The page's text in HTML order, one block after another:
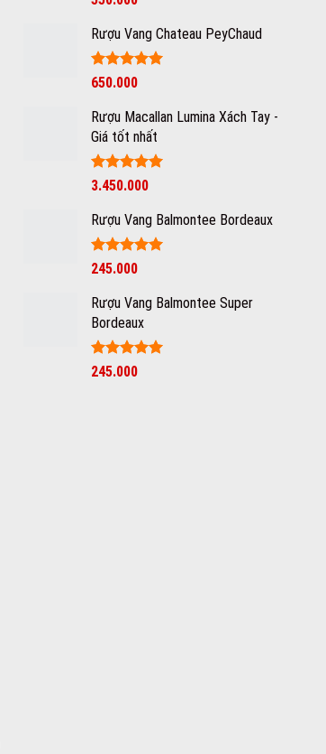
sao
Rượu Vang Chateau PeyChaud
Được xếp
sao
650.000
Rượu Macallan Lumina Xách Tay -
Giá tốt nhất
Được xếp
sao
3.450.000
Rượu Vang Balmontee Bordeaux
Được xếp
sao
245.000
Rượu Vang Balmontee Super
Bordeaux
Được xếp
Giá
245.000Giá